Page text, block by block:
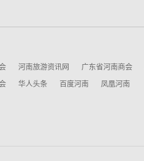
河南旅游资讯网 广东省河南商会
华人头条 百度河南 凤凰河南